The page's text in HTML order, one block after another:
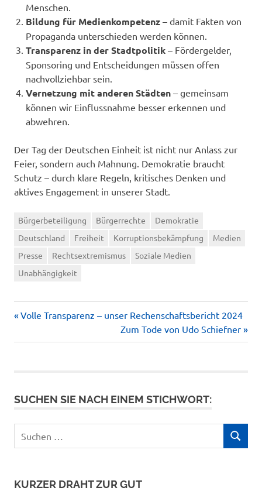
Menschen.
Bildung für Medienkompetenz – damit Fakten von
Propaganda unterschieden werden können.
Transparenz in der Stadtpolitik – Fördergelder,
Sponsoring und Entscheidungen müssen offen
nachvollziehbar sein.
Vernetzung mit anderen Städten – gemeinsam
können wir Einflussnahme besser erkennen und
abwehren.
Der Tag der Deutschen Einheit ist nicht nur Anlass zur
Feier, sondern auch Mahnung. Demokratie braucht
Schutz – durch klare Regeln, kritisches Denken und
aktives Engagement in unserer Stadt.
Bürgerbeteiligung Bürgerrechte
Demokratie
Deutschland
Freiheit Korruptionsbekämpfung
Medien
Presse
Rechtsextremismus
Soziale Medien
Unabhängigkeit
Beitragsnavigation
Vorheriger
Volle Transparenz – unser Rechenschaftsbericht 2024
Nächster
Beitrag:
Zum Tode von Udo Schiefner
SUCHEN SIE NACH EINEM STICHWORT:
nach:
SUCHEN
KURZER DRAHT ZUR GUT